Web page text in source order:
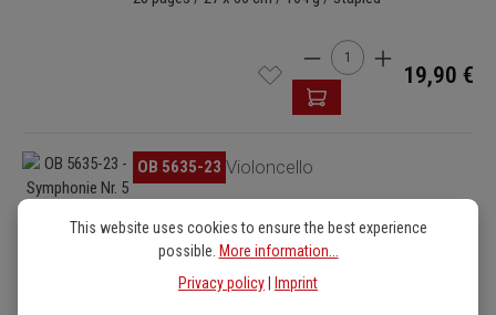
Product Quantity:
19,90 €
Skip image gallery OB 5635-23 Violoncello
Ergänzungsstimme
EAN: 9790004348871
This website uses cookies to ensure the best experience
possible. More information...
Privacy policy
Imprint